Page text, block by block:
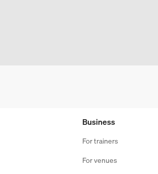
Business
For trainers
For venues